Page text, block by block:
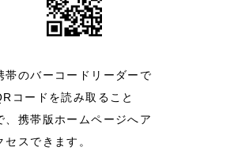
帯のバーコードリーダーで
コードを読み取ること
、携帯版ホームページへア
セスできます。